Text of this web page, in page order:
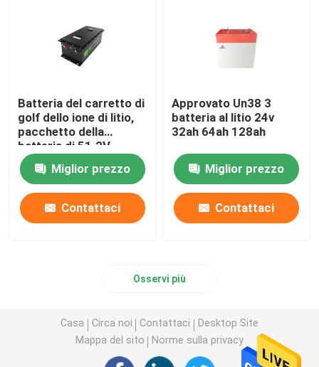
Batteria del carretto di
golf dello ione di litio,
pacchetto della
batteria di 51.2V
105Ah LiFePo4
Miglior prezzo
Contattaci
Approvato Un38 3
batteria al litio 24v
32ah 64ah 128ah
Miglior prezzo
Contattaci
Osservi più
Casa Circa noi Contattaci
Desktop Site
Mappa del sito
Norme sulla privacy